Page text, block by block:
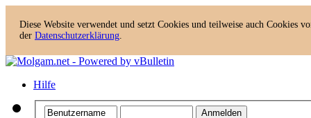
Diese Website verwendet und setzt Cookies und teilweise auch Cookies
der Datenschutzerklärung.
Hilfe